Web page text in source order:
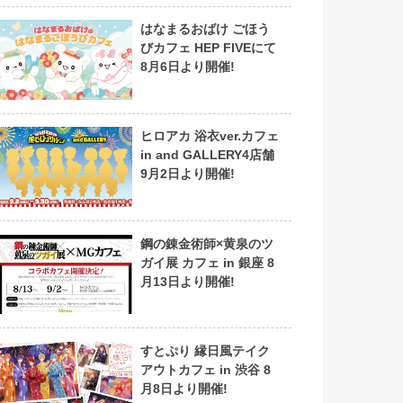
はなまるおばけ ごほう
びカフェ HEP FIVEにて
8月6日より開催!
ヒロアカ 浴衣ver.カフェ
in and GALLERY4店舗
9月2日より開催!
鋼の錬金術師×黄泉のツ
ガイ展 カフェ in 銀座 8
月13日より開催!
すとぷり 縁日風テイク
アウトカフェ in 渋谷 8
月8日より開催!